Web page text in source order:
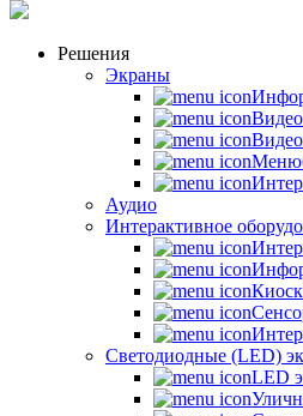
Решения
Экраны
Аудио
Интерактивное
Светодиодные (LED)
LED